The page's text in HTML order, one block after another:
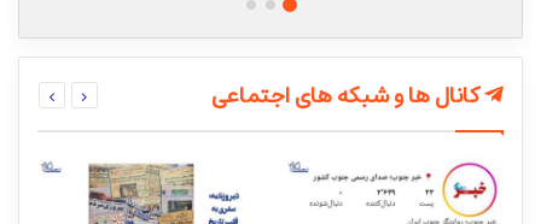
کانال ها و شبکه های اجتماعی